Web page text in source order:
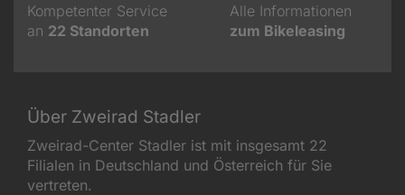
Kompetenter Service
an 22 Standorten
Alle Informationen
zum Bikeleasing
Über Zweirad Stadler
Zweirad-Center Stadler ist mit insgesamt 22
Filialen in Deutschland und Österreich für Sie
vertreten.